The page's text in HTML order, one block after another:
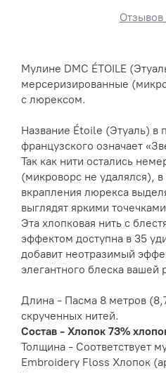
Мулине DMC ÉTOILE
мерсеризированные
с люрексом.
Название Étoile (Этуаль) в
французского означает
Так как нити остались
(микроворс не удалялся),
вкрапления люрекса
выглядят яркими
Эта хлопковая нить с
эффектом доступна в 35
добавит неотразимый
элегантного блеска вашей
Длина - Пасма 8 метров
скрученных нитей.
Состав - Хлопок 73%
Толщина - Соответствует
Embroidery Floss Хлопок